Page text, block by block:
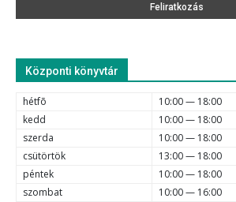
Központi könyvtár
hétfõ
10:00 — 18:00
kedd
10:00 — 18:00
szerda
10:00 — 18:00
csütörtök
13:00 — 18:00
péntek
10:00 — 18:00
szombat
10:00 — 16:00